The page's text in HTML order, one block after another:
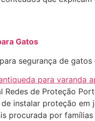
Gatos
segurança de
Redes de Proteção
instalar proteção em
procurada por